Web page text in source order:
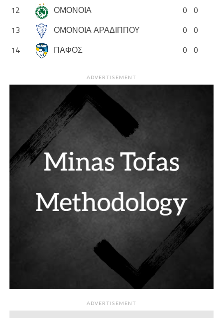
12 ΟΜΟΝΟΙΑ 0 0
13
ΟΜΟΝΟΙΑ ΑΡΑΔΙΠΠΟΥ 0 0
14
ΠΑΦΟΣ 0 0
ADVERTISEMENT
ADVERTISEMENT